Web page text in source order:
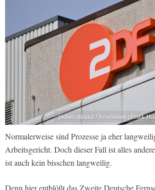
picture alliance / SvenSimon | Frank
Normalerweise sind Prozesse ja eher
Arbeitsgericht. Doch dieser Fall ist alles
ist auch kein bisschen langweilig.